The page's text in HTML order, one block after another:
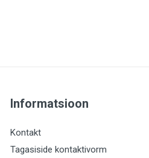
Informatsioon
Kontakt
Tagasiside kontaktivorm